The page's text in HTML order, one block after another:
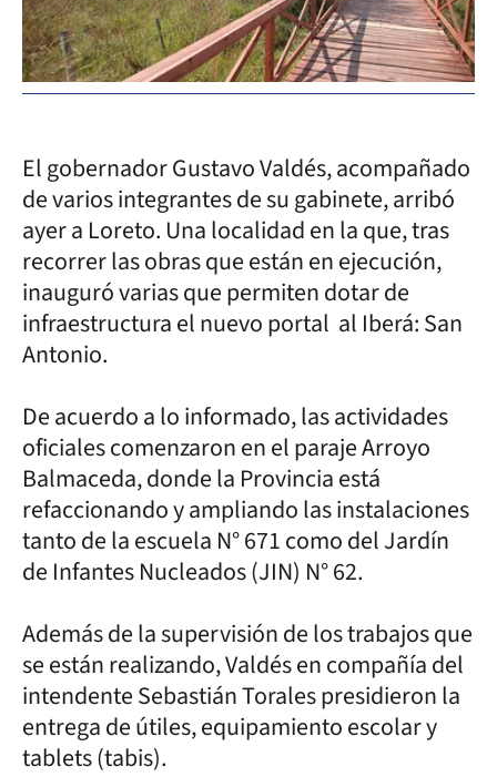
El gobernador Gustavo Valdés, acompañado
de varios integrantes de su gabinete, arribó
ayer a Loreto. Una localidad en la que, tras
recorrer las obras que están en ejecución,
inauguró varias que permiten dotar de
infraestructura el nuevo portal al Iberá: San
Antonio.
De acuerdo a lo informado, las actividades
oficiales comenzaron en el paraje Arroyo
Balmaceda, donde la Provincia está
refaccionando y ampliando las instalaciones
tanto de la escuela N° 671 como del Jardín
de Infantes Nucleados (JIN) N° 62.
Además de la supervisión de los trabajos que
se están realizando, Valdés en compañía del
intendente Sebastián Torales presidieron la
entrega de útiles, equipamiento escolar y
tablets (tabis).